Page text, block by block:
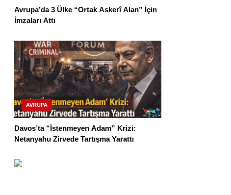
Avrupa’da 3 Ülke “Ortak Askerî Alan” İçin
İmzaları Attı
AVRUPA
Davos’ta “İstenmeyen Adam” Krizi:
Netanyahu Zirvede Tartışma Yarattı